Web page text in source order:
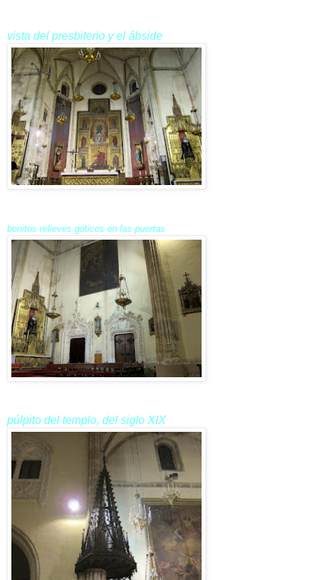
vista del presbiterio y el ábside
bonitos relieves góticos en las puertas
púlpito del templo, del siglo XIX